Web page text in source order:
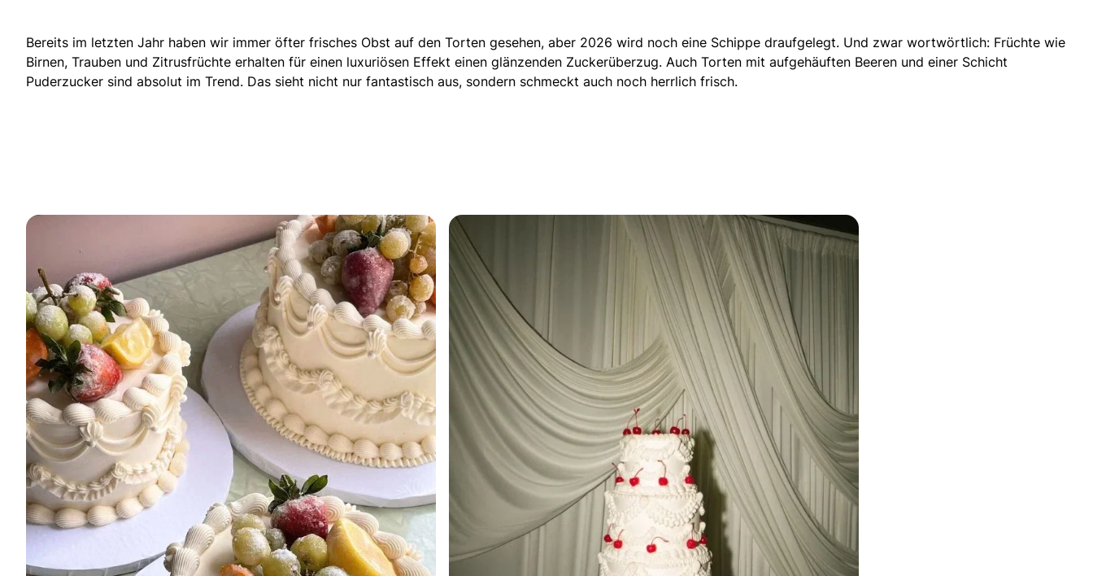
Bereits im letzten Jahr haben wir immer öfter frisches Obst auf den Torten gesehen, aber 2026 wird noch eine Schippe draufgelegt. Und zwar wortwörtlich: Früchte wie
Birnen, Trauben und Zitrusfrüchte erhalten für einen luxuriösen Effekt einen glänzenden Zuckerüberzug. Auch Torten mit aufgehäuften Beeren und einer Schicht
Puderzucker sind absolut im Trend. Das sieht nicht nur fantastisch aus, sondern schmeckt auch noch herrlich frisch.